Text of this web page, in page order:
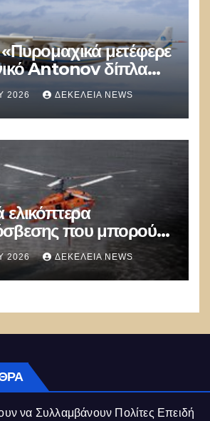
μετέφερε
Antonov δίπλα
το drone στη
2026 ΔΕΚΈΛΕΙΑ NEWS
που μπορούν
5 τόνους νερού με 8
2026 ΔΕΚΈΛΕΙΑ NEWS
να Συλλαμβάνουν Πολίτες Επειδή